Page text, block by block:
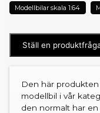
Modellbilar skala 1:64
Ställ en
Den här produkten
modellbil i vår
den normalt har en